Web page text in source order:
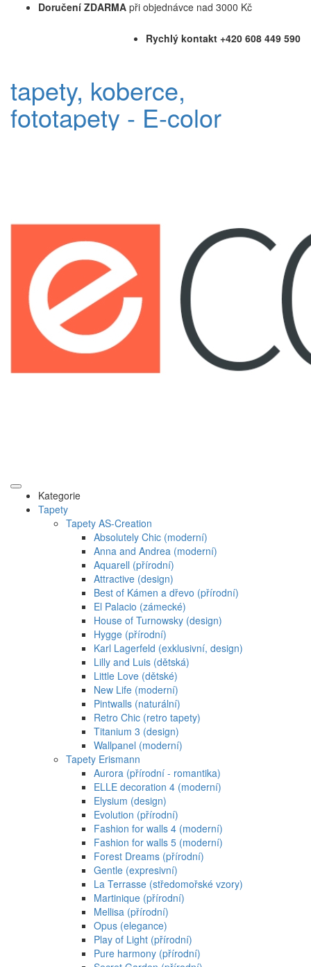
Doručení ZDARMA při objednávce nad 3000 Kč
Rychlý kontakt +420 608 449 590
tapety, koberce,
fototapety - E-color
Kategorie
Tapety
Tapety AS-Creation
Absolutely Chic (moderní)
Anna and Andrea (moderní)
Aquarell (přírodní)
Attractive (design)
Best of Kámen a dřevo (přírodní)
El Palacio (zámecké)
House of Turnowsky (design)
Hygge (přírodní)
Karl Lagerfeld (exklusivní, design)
Lilly and Luis (dětská)
Little Love (dětské)
New Life (moderní)
Pintwalls (naturální)
Retro Chic (retro tapety)
Titanium 3 (design)
Wallpanel (moderní)
Tapety Erismann
Aurora (přírodní - romantika)
ELLE decoration 4 (moderní)
Elysium (design)
Evolution (přírodní)
Fashion for walls 4 (moderní)
Fashion for walls 5 (moderní)
Forest Dreams (přírodní)
Gentle (expresivní)
La Terrasse (středomořské vzory)
Martinique (přírodní)
Mellisa (přírodní)
Opus (elegance)
Play of Light (přírodní)
Pure harmony (přírodní)